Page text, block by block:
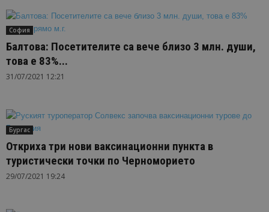
София
Балтова: Посетителите са вече близо 3 млн. души,
това е 83%...
31/07/2021 12:21
Бургас
Откриха три нови ваксинационни пункта в
туристически точки по Черноморието
29/07/2021 19:24